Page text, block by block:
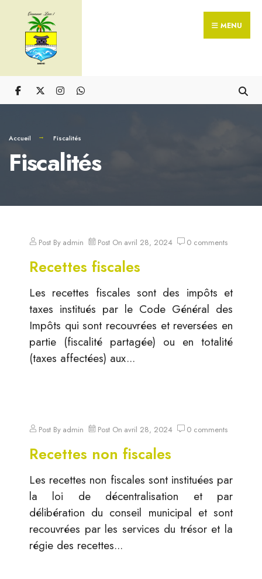
MENU
Accueil Fiscalités
Fiscalités
Post By admin Post On avril 28, 2024 0 comments
Recettes fiscales
Les recettes fiscales sont des impôts et
taxes institués par le Code Général des
Impôts qui sont recouvrées et reversées en
partie (fiscalité partagée) ou en totalité
(taxes affectées) aux...
Post By admin Post On avril 28, 2024 0 comments
Recettes non fiscales
Les recettes non fiscales sont instituées par
la loi de décentralisation et par
délibération du conseil municipal et sont
recouvrées par les services du trésor et la
régie des recettes...